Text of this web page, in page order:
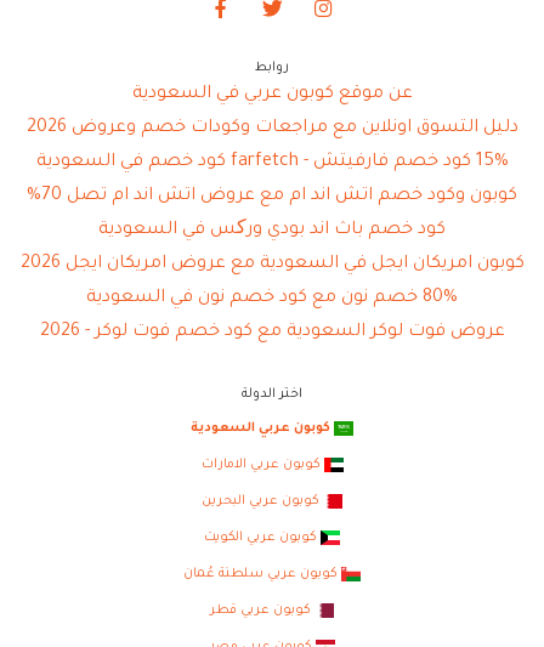
روابط
عن موقع كوبون عربي في السعودية
دليل التسوق اونلاين مع مراجعات وكودات خصم وعروض 2026
15% كود خصم فارفيتش - farfetch كود خصم في السعودية
كوبون وكود خصم اتش اند ام مع عروض اتش اند ام تصل 70%
كود خصم باث اند بودي ورکس في السعودية
كوبون امريكان ايجل في السعودية مع عروض امريكان ايجل 2026
80% خصم نون مع كود خصم نون في السعودية
عروض فوت لوكر السعودية مع كود خصم فوت لوكر - 2026
اختر الدولة
كوبون عربي السعودية
كوبون عربي الامارات
كوبون عربي البحرين
كوبون عربي الكويت
كوبون عربي سلطنة عُمان
كوبون عربي قطر